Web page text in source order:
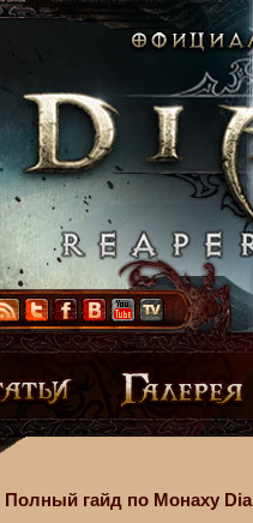
Полный гайд по Монаху